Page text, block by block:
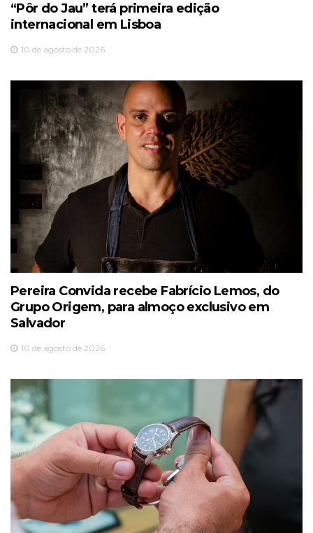
“Pôr do Jau” terá primeira edição
internacional em Lisboa
10 de agosto de 2026
Pereira Convida recebe Fabrício Lemos, do
Grupo Origem, para almoço exclusivo em
Salvador
10 de agosto de 2026